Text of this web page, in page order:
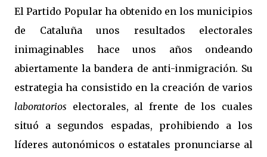
El Partido Popular ha obtenido en los municipios
de Cataluña unos resultados electorales
inimaginables hace unos años ondeando
abiertamente la bandera de anti-inmigración. Su
estrategia ha consistido en la creación de varios
laboratorios electorales, al frente de los cuales
situó a segundos espadas, prohibiendo a los
líderes autonómicos o estatales pronunciarse al